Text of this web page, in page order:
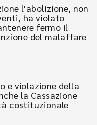
l'abolizione, non
ha violato
fermo il
del malaffare
e violazione della
la Cassazione
costituzionale